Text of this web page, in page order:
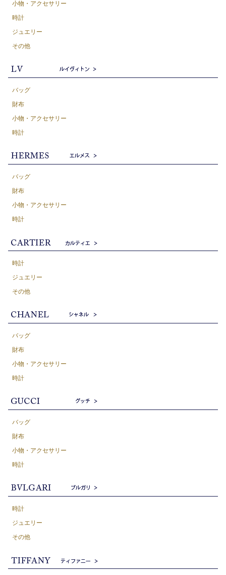
小物・アクセサリー
時計
ジュエリー
その他
バッグ
財布
小物・アクセサリー
時計
バッグ
財布
小物・アクセサリー
時計
時計
ジュエリー
その他
バッグ
財布
小物・アクセサリー
時計
バッグ
財布
小物・アクセサリー
時計
時計
ジュエリー
その他